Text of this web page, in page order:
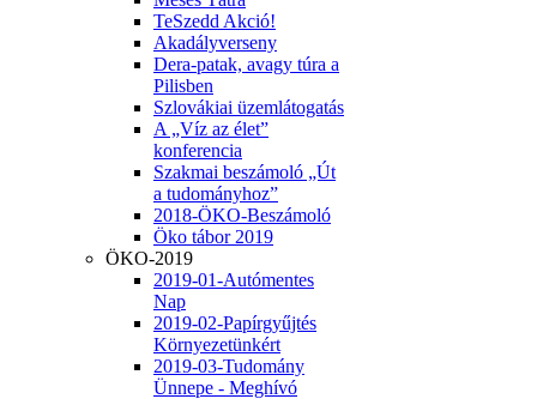
TeSzedd Akció!
Akadályverseny
Dera-patak, avagy túra a
Pilisben
Szlovákiai üzemlátogatás
A „Víz az élet”
konferencia
Szakmai beszámoló „Út
a tudományhoz”
2018-ÖKO-Beszámoló
Öko tábor 2019
ÖKO-2019
2019-01-Autómentes
Nap
2019-02-Papírgyűjtés
Környezetünkért
2019-03-Tudomány
Ünnepe - Meghívó